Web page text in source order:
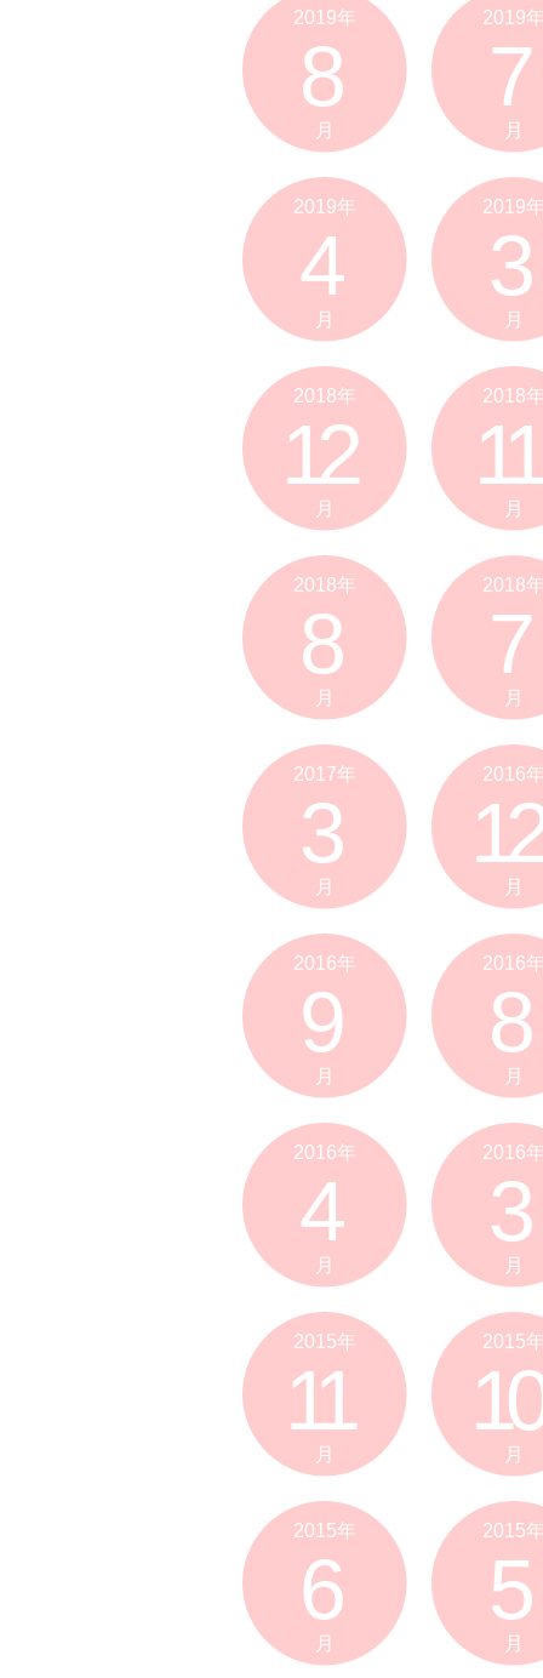
2019年
8
月
2019
7
月
2019年
4
月
2019
3
月
2018年
12
月
2018
11
月
2018年
8
月
2018
7
月
2017年
3
月
2016
12
月
2016年
9
月
2016
8
月
2016年
4
月
2016
3
月
2015年
11
月
2015
10
月
2015年
6
月
2015
5
月